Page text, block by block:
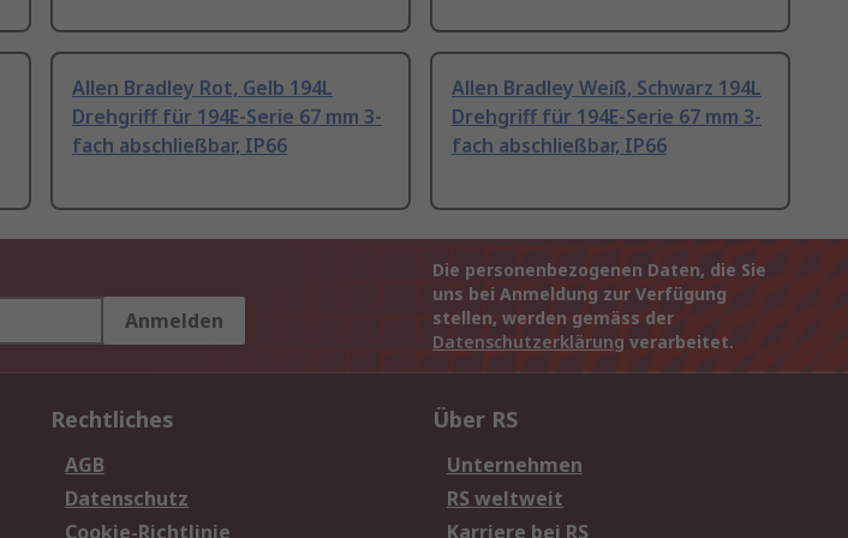
Allen Bradley Rot, Gelb 194L
Drehgriff für 194E-Serie 67 mm 3-
fach abschließbar, IP66
Allen Bradley Weiß, Schwarz 194L
Drehgriff für 194E-Serie 67 mm 3-
fach abschließbar, IP66
Anmelden
Die personenbezogenen Daten, die Sie
uns bei Anmeldung zur Verfügung
stellen, werden gemäss der
Datenschutzerklärung verarbeitet.
Rechtliches
AGB
Datenschutz
Cookie-Richtlinie
Über RS
Unternehmen
RS weltweit
Karriere bei RS